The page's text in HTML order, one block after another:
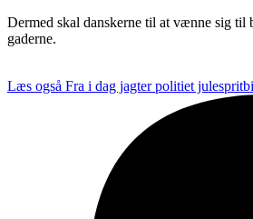
Dermed skal danskerne til at vænne sig
gaderne.
Læs også Fra i dag jagter politiet